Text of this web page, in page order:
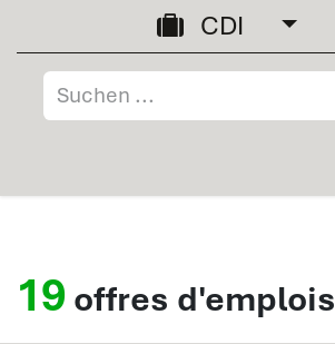
CDI
19 offres d'emplois